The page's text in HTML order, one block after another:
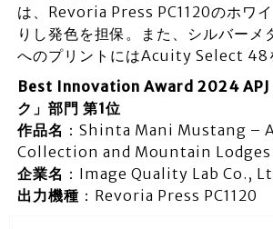
は、Revoria Press PC1120のホワ
りし発色を担保。また、シルバーメ
へのプリントにはAcuity Select 48
Best Innovation Award 2024 APJ
ク」部門 第1位
作品名 ：Shinta Mani Mustang –
Collection and Mountain Lodges
企業名 ：Image Quality Lab Co.,
出力機種 ：Revoria Press PC1120